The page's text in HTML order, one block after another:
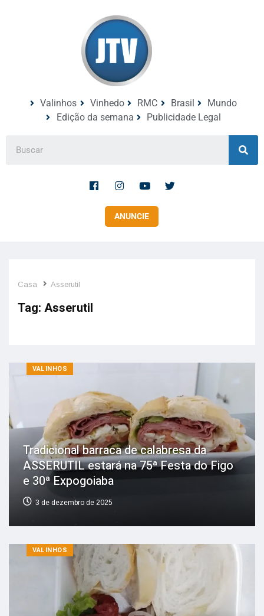
Valinhos Vinhedo RMC Brasil
Mundo
Edição da semana
Publicidade Legal
ANUNCIE
Casa Asserutil
Tag: Asserutil
VALINHOS
Tradicional barraca de calabresa da
ASSERUTIL estará na 75ª Festa do Figo
e 30ª Expogoiaba
3 de dezembro de 2025
VALINHOS